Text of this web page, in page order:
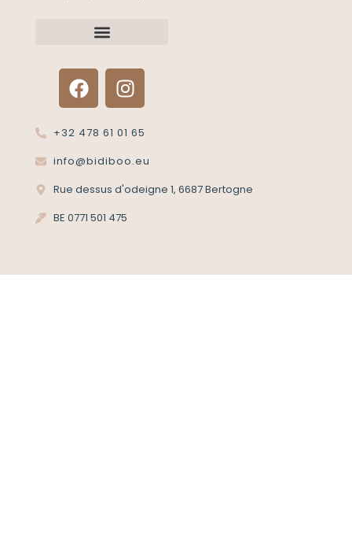
+32 478 61 01 65
info@bidiboo.eu
Rue dessus d'odeigne 1, 6687 Bertogne
BE 0771 501 475